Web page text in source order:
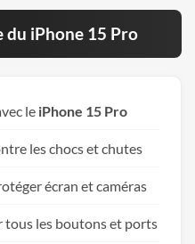
iPhone 15 Pro
le iPhone 15 Pro
les chocs et chutes
écran et caméras
tous les boutons et ports